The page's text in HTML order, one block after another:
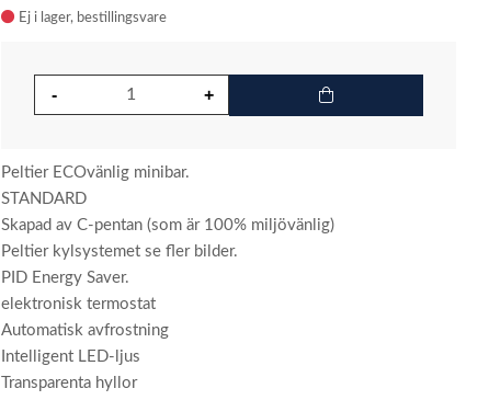
Ej i lager
Peltier ECOvänlig minibar.
STANDARD
Skapad av C-pentan (som är 100% miljövänlig)
Peltier kylsystemet se fler bilder.
PID Energy Saver.
elektronisk termostat
Automatisk avfrostning
Intelligent LED-ljus
Transparenta hyllor